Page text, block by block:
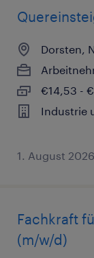
Dorsten,
€14,53 -
Industrie
1. August 2026
Fachkraft
(m/w/d)